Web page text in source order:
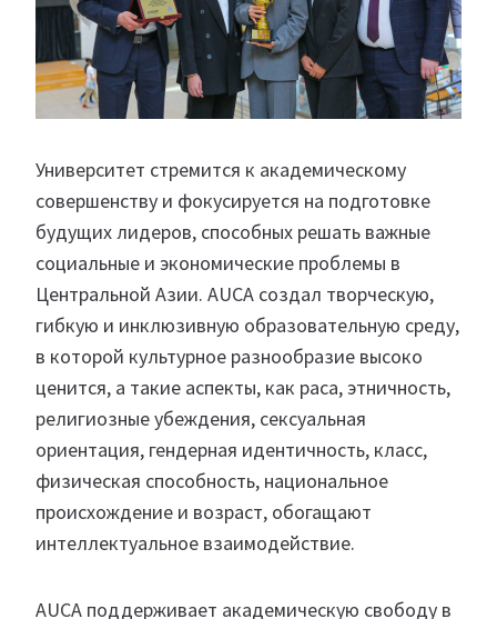
Университет стремится к академическому
совершенству и фокусируется на подготовке
будущих лидеров, способных решать важные
социальные и экономические проблемы в
Центральной Азии. AUCA создал творческую,
гибкую и инклюзивную образовательную среду,
в которой культурное разнообразие высоко
ценится, а такие аспекты, как раса, этничность,
религиозные убеждения, сексуальная
ориентация, гендерная идентичность, класс,
физическая способность, национальное
происхождение и возраст, обогащают
интеллектуальное взаимодействие.
AUCA поддерживает академическую свободу в